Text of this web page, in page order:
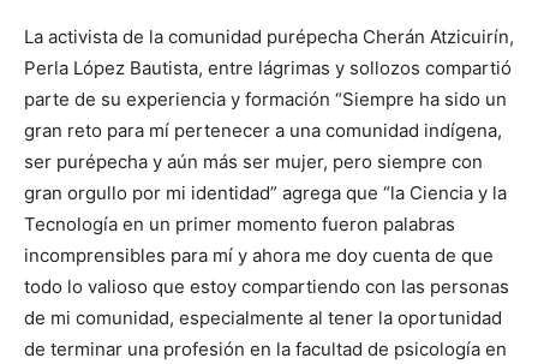
La activista de la comunidad purépecha Cherán Atzicuirín,
Perla López Bautista, entre lágrimas y sollozos compartió
parte de su experiencia y formación “Siempre ha sido un
gran reto para mí pertenecer a una comunidad indígena,
ser purépecha y aún más ser mujer, pero siempre con
gran orgullo por mi identidad” agrega que “la Ciencia y la
Tecnología en un primer momento fueron palabras
incomprensibles para mí y ahora me doy cuenta de que
todo lo valioso que estoy compartiendo con las personas
de mi comunidad, especialmente al tener la oportunidad
de terminar una profesión en la facultad de psicología en